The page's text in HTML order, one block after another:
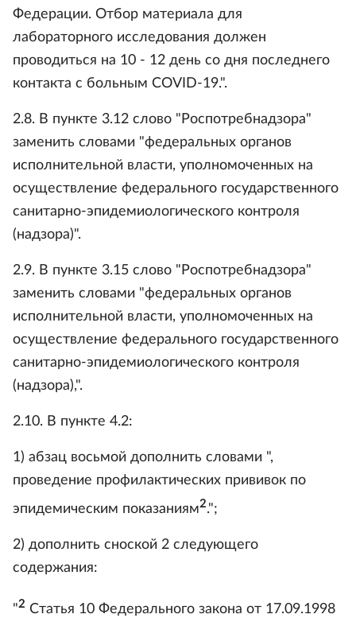
Федерации. Отбор материала для
лабораторного исследования должен
проводиться на 10 - 12 день со дня последнего
контакта с больным COVID-19.".
2.8. В пункте 3.12 слово "Роспотребнадзора"
заменить словами "федеральных органов
исполнительной власти, уполномоченных на
осуществление федерального государственного
санитарно-эпидемиологического контроля
(надзора)".
2.9. В пункте 3.15 слово "Роспотребнадзора"
заменить словами "федеральных органов
исполнительной власти, уполномоченных на
осуществление федерального государственного
санитарно-эпидемиологического контроля
(надзора),".
2.10. В пункте 4.2:
1) абзац восьмой дополнить словами ",
проведение профилактических прививок по
эпидемическим показаниям2.";
2) дополнить сноской 2 следующего
содержания:
"2 Статья 10 Федерального закона от 17.09.1998